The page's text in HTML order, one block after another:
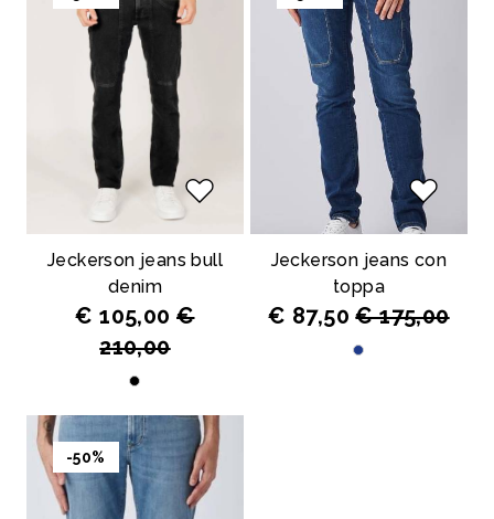
Jeckerson jeans bull
denim
€ 105,00€
210,00
Jeckerson jeans con
toppa
€ 87,50€ 175,00
-50%